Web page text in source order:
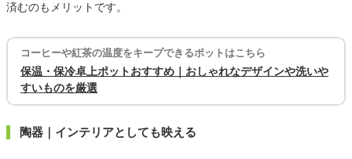
済むのもメリットです。
コーヒーや紅茶の温度をキープできるポットはこちら
保温・保冷卓上ポットおすすめ｜おしゃれなデザインや洗いや
すいものを厳選
陶器｜インテリアとしても映える